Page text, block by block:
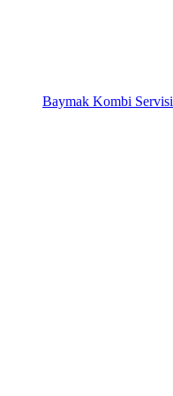
Baymak Kombi Servisi